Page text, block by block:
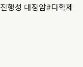
진행성 대장암#다학제